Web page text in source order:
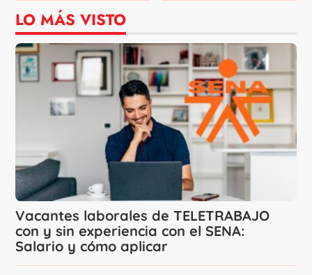
LO MÁS VISTO
Vacantes laborales de TELETRABAJO
con y sin experiencia con el SENA:
Salario y cómo aplicar